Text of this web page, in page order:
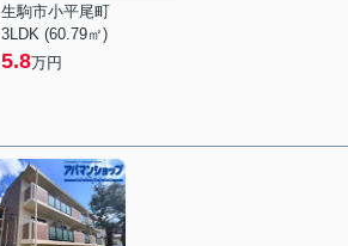
生駒市小平尾町
3LDK (60.79㎡)
5.8万円